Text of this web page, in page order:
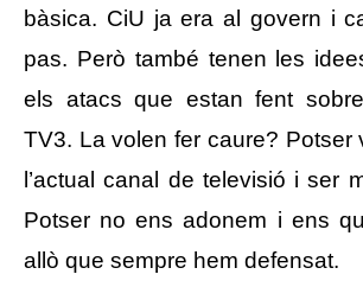
bàsica. CiU ja era al govern i
pas. Però també tenen les
els atacs que estan fent
TV3. La volen fer caure? Potser
l’actual canal de televisió i ser
Potser no ens adonem i ens
allò que sempre hem defensat.